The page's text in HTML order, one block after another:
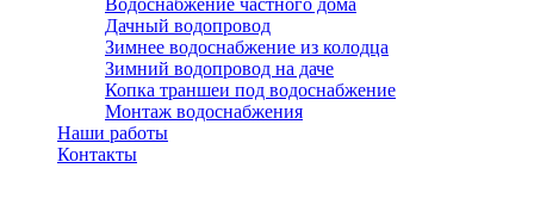
Водоснабжение частного дома
Дачный водопровод
Зимнее водоснабжение из колодца
Зимний водопровод на даче
Копка траншеи под водоснабжение
Монтаж водоснабжения
Наши работы
Контакты